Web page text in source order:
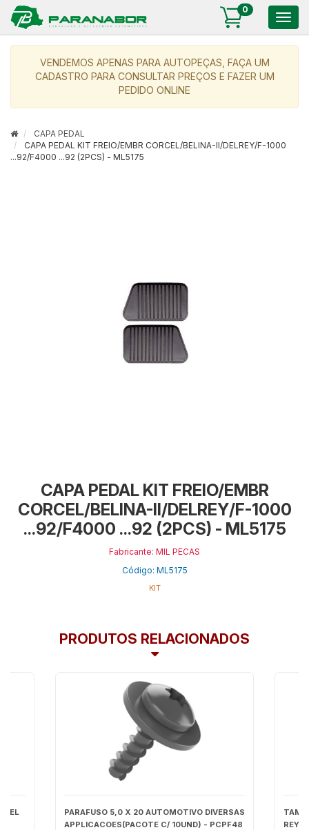
0
VENDEMOS APENAS PARA AUTOPEÇAS, FAÇA UM
CADASTRO PARA CONSULTAR PREÇOS E FAZER UM
PEDIDO ONLINE
CAPA PEDAL
CAPA PEDAL KIT FREIO/EMBR CORCEL/BELINA-II/DELREY/F-1000
...92/F4000 ...92 (2PCS) - ML5175
CAPA PEDAL KIT FREIO/EMBR
CORCEL/BELINA-II/DELREY/F-1000
...92/F4000 ...92 (2PCS) - ML5175
Fabricante: MIL PECAS
Código: ML5175
KIT
PRODUTOS RELACIONADOS
DEL
PARAFUSO 5,0 X 20 AUTOMOTIVO DIVERSAS
APPLICACOES(PACOTE C/ 10UND) - PCPF48
REY